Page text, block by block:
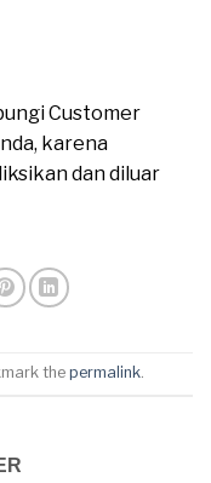
Customer
karena
dan diluar
thepermalink.